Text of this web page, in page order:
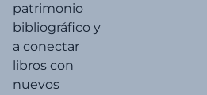
patrimonio
bibliográfico y
a conectar
libros con
nuevos